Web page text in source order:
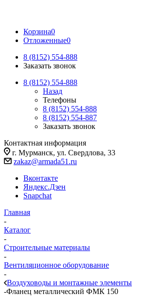
Корзина0
Отложенные0
8 (8152) 554-888
Заказать звонок
8 (8152) 554-888
Назад
Телефоны
8 (8152) 554-888
8 (8152) 554-887
Заказать звонок
Контактная информация
г. Мурманск, ул. Свердлова, 33
zakaz@armada51.ru
Вконтакте
Яндекс.Дзен
Snapchat
Главная
-
Каталог
-
Строительные материалы
-
Вентиляционное оборудование
-
Воздуховоды и монтажные элементы
-Фланец металлический ФМК 150